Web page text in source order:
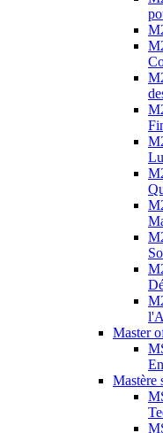
Master
Mastère